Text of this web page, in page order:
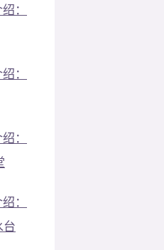
：
：
：
：